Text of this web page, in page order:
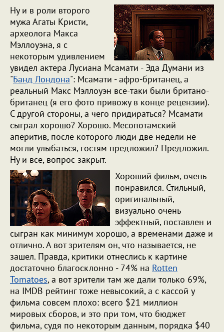
Ну и в роли второго
мужа Агаты Кристи,
археолога Макса
Мэллоуэна, я с
некоторым удивлением
увидел актера Лусиана Мсамати - Эда Думани из
"Банд Лондона": Мсамати - афро-британец, а
реальный Макс Мэллоуэн все-таки были британо-
британец (я его фото привожу в конце рецензии).
С другой стороны, а чего придираться? Мсамати
сыграл хорошо? Хорошо. Месопотамский
аперитив, после которого люди две недели не
могли улыбаться, гостям предложил? Предложил.
Ну и все, вопрос закрыт.
Хороший фильм, очень
понравился. Стильный,
оригинальный,
визуально очень
эффектный, поставлен и
сыгран как минимум хорошо, а временами даже и
отлично. А вот зрителям он, что называется, не
зашел. Правда, критики отнеслись к картине
достаточно благосклонно - 74% на Rotten
Tomatoes, а вот зрители там же дали только 69%,
на IMDB рейтинг тоже невысокий, а с кассой у
фильма совсем плохо: всего $21 миллион
мировых сборов, и это при том, что бюджет
фильма, судя по некоторым данным, порядка $40